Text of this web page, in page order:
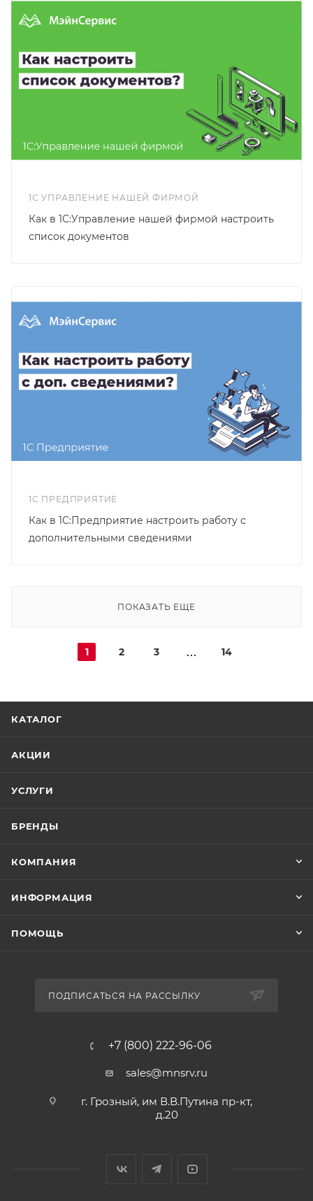
1С УПРАВЛЕНИЕ НАШЕЙ ФИРМОЙ
Как в 1С:Управление нашей фирмой настроить
список документов
1С ПРЕДПРИЯТИЕ
Как в 1С:Предприятие настроить работу с
дополнительными сведениями
ПОКАЗАТЬ ЕЩЕ
1 2 3 14
КАТАЛОГ
АКЦИИ
УСЛУГИ
БРЕНДЫ
КОМПАНИЯ
ИНФОРМАЦИЯ
ПОМОЩЬ
ПОДПИСАТЬСЯ НА РАССЫЛКУ
+7 (800) 222-96-06
sales@mnsrv.ru
г. Грозный, им В.В.Путина пр-кт,
д.20